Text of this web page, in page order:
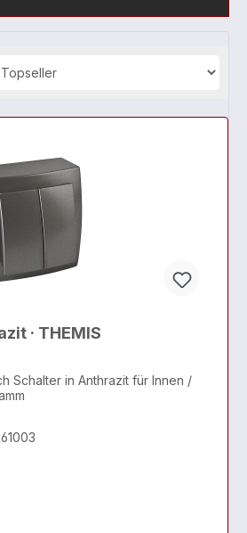
· THEMIS
Schalter in Anthrazit für Innen /